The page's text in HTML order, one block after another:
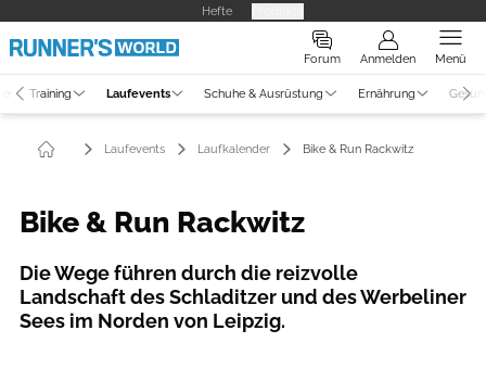
Hefte
Forum Anmelden Menü
Training Laufevents Schuhe & Ausrüstung Ernährung
Laufevents Laufkalender Bike & Run Rackwitz
Bike & Run Rackwitz
Die Wege führen durch die reizvolle
Landschaft des Schladitzer und des Werbeliner
Sees im Norden von Leipzig.